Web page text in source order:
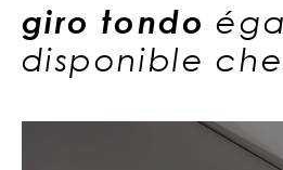
giro tondo
disponible